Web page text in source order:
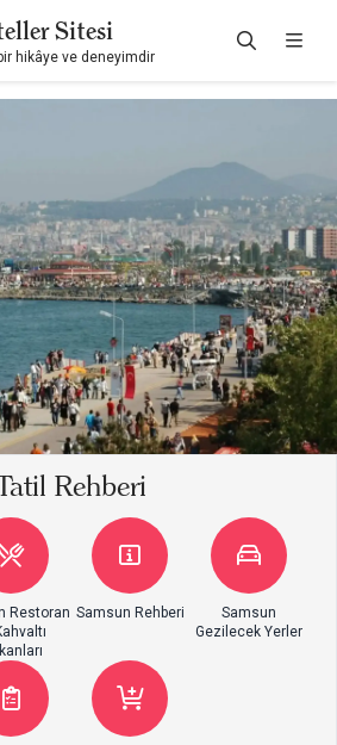
Sitesi
hikâye ve deneyimdir
Rehberi
Restoran Samsun Rehberi
Samsun
Gezilecek Yerler